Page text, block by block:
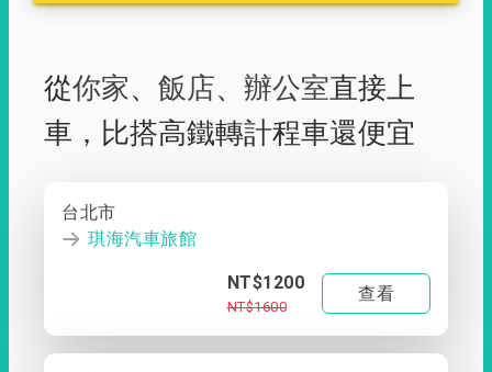
從你家、 飯店、 辦公室直接上
車， 比搭高鐵轉計程車還便宜
台北市
琪海汽車旅館
NT$1200
NT$1600
查看